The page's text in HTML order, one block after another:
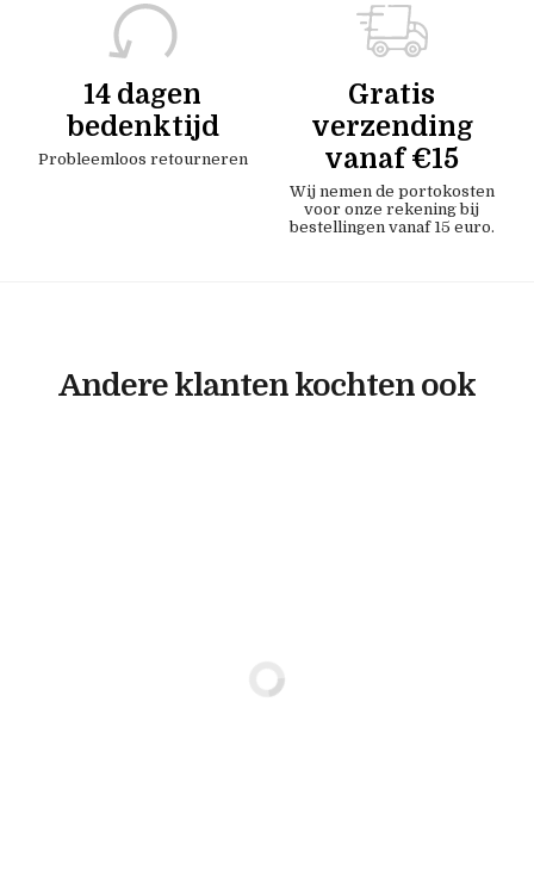
14 dagen
bedenktijd
Probleemloos retourneren
Gratis
verzending
vanaf €15
Wij nemen de portokosten
voor onze rekening bij
bestellingen vanaf 15 euro.
Andere klanten kochten ook